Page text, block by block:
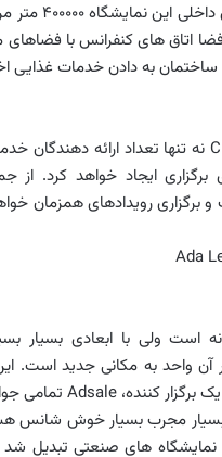
فضا اتاق های کنفرانس با
به دادن خدمات
نه تنها تعداد ارائه دهندگان
ایجاد خواهد کرد. از
برگزاری رویدادهای همزمان
Ada
ولی با ابعادی بسیار
مکان 4000 خانه در آن واحد به
کننده، Adsale تمامی
بسیار مجرب بسیار خوش شانس